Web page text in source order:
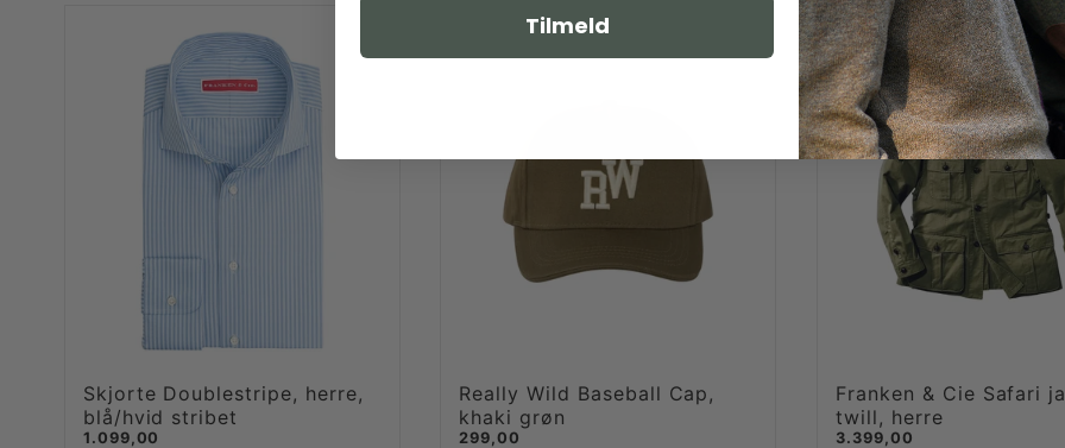
Skjorte Doublestripe, herre,
blå/hvid stribet
1.099,00
Really Wild Baseball Cap,
khaki grøn
299,00
Franken & Cie Safari
twill, herre
3.399,00
Tilmeld